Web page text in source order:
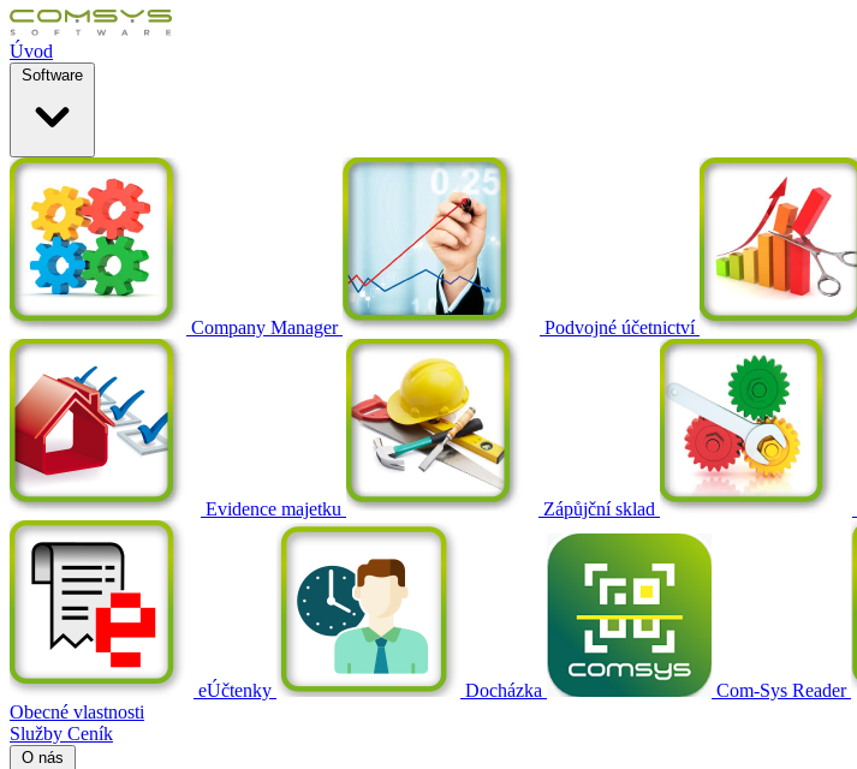
Úvod
Software
Company Manager Podvojné účetnictví
Evidence majetku Zápůjční sklad
eÚčtenky Docházka Com-Sys Reader
Obecné vlastnosti
Služby Ceník
O nás